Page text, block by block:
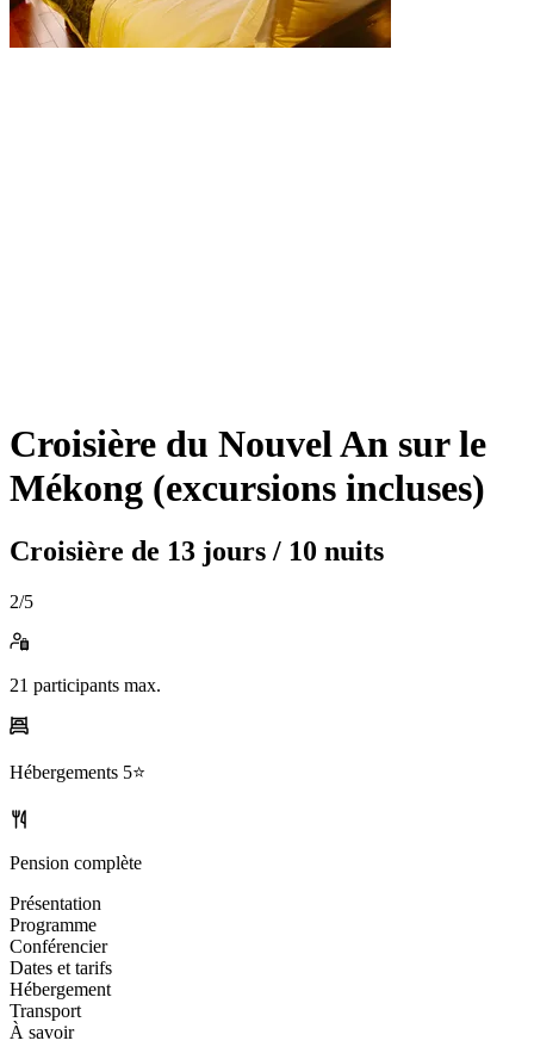
Croisière du Nouvel An sur le
Mékong (excursions incluses)
Croisière de 13 jours / 10 nuits
2/5
21 participants max.
Hébergements 5⭐️
Pension complète
Présentation
Programme
Conférencier
Dates et tarifs
Hébergement
Transport
À savoir